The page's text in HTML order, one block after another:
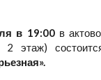
в 19:00в
2 этаж)